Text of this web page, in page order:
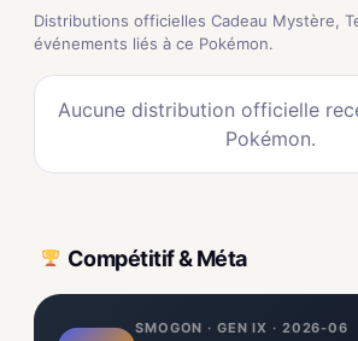
Distributions officielles Cadeau Mystère,
événements liés à ce Pokémon.
Aucune distribution officielle
Pokémon.
Compétitif & Méta
SMOGON · GEN IX · 2026-06